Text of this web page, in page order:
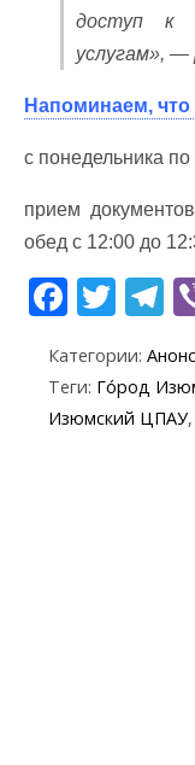
доступ к
услугам», —
Напоминаем,
с понедельника
прием
обед с 12:00 до
F
e
b
T
itt
er
T
e
Категории:
Теги: Го́род
Изюмский ЦПАУ,